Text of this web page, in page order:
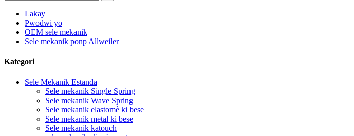
Lakay
Pwodwi yo
OEM sele mekanik
Sele mekanik ponp Allweiler
Kategori
Sele Mekanik Estanda
Sele mekanik Single Spring
Sele mekanik Wave Spring
Sele mekanik elastomè ki bese
Sele mekanik metal ki bese
Sele mekanik katouch